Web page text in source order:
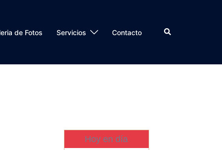
de Fotos Servicios Contacto Buscar
Hoy en día